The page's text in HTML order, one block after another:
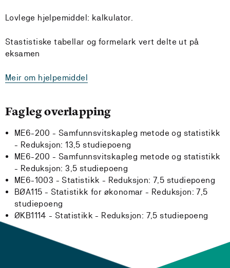
Lovlege hjelpemiddel: kalkulator.
Stastistiske tabellar og formelark vert delte ut på
eksamen
Meir om hjelpemiddel
Fagleg overlapping
ME6-200 - Samfunnsvitskapleg metode og statistikk
- Reduksjon: 13,5 studiepoeng
ME6-200 - Samfunnsvitskapleg metode og statistikk
- Reduksjon: 3,5 studiepoeng
ME6-1003 - Statistikk - Reduksjon: 7,5 studiepoeng
BØA115 - Statistikk for økonomar - Reduksjon: 7,5
studiepoeng
ØKB1114 - Statistikk - Reduksjon: 7,5 studiepoeng